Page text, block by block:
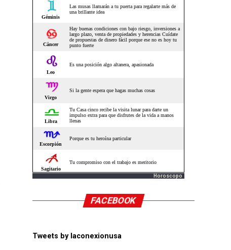
Horoscopo
FACEBOOK
Tweets by laconexionusa